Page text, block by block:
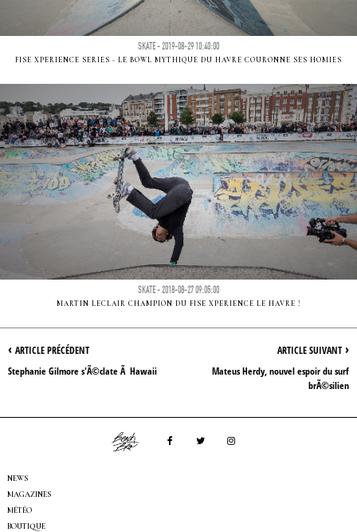
SKATE - 2019-08-29 10:40:00
FISE XPERIENCE SERIES - LE BOWL MYTHIQUE DU HAVRE COURONNE SES HOMIES
SKATE - 2018-08-27 09:05:00
MARTIN LECLAIR CHAMPION DU FISE XPERIENCE LE HAVRE !
ARTICLE SUIVANT ›
Mateus Herdy, nouvel espoir du surf
brÃ©silien
‹ ARTICLE PRÉCÉDENT
Stephanie Gilmore s'Ã©clate Ã Hawaii
NEWS
MAGAZINES
MÉTÉO
BOUTIQUE